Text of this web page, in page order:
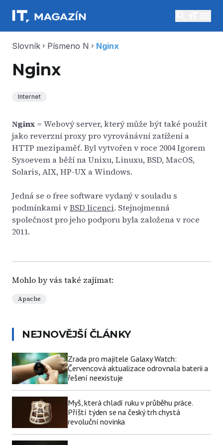
Slovník chevron_right Písmeno N chevron_right Nginx
Nginx
Internet
Nginx = Webový server, který může být také použit
jako reverzní proxy pro vyrovánávní zatížení a
HTTP mezipaměť. Byl vytvořen v roce 2004 Igorem
Sysoevem a běží na Unixu, Linuxu, BSD, MacOS,
Solaris, AIX, HP-UX a Windows.
Jedná se o free software vydaný v souladu s
podmínkami vBSD licenci. Stejnojmenná
společnost pro jeho podporu byla založena v roce
2011.
Mohlo by vás také zajímat:
Apache
NEJNOVĚJŠÍ ČLÁNKY
Zrada pro majitele Galaxy Watch:
Červencová aktualizace odrovnala baterii a
řešení neexistuje
Myš, která chladí ruku v průběhu práce.
Příští týden se na český trh chystá
revoluční novinka